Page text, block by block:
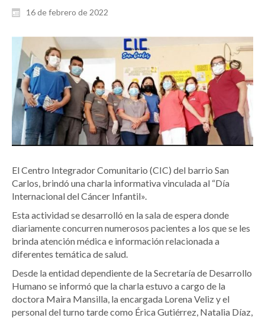
16 de febrero de 2022
El Centro Integrador Comunitario (CIC) del barrio San
Carlos, brindó una charla informativa vinculada al “Día
Internacional del Cáncer Infantil».
Esta actividad se desarrolló en la sala de espera donde
diariamente concurren numerosos pacientes a los que se les
brinda atención médica e información relacionada a
diferentes temática de salud.
Desde la entidad dependiente de la Secretaría de Desarrollo
Humano se informó que la charla estuvo a cargo de la
doctora Maira Mansilla, la encargada Lorena Veliz y el
personal del turno tarde como Érica Gutiérrez, Natalia Díaz,